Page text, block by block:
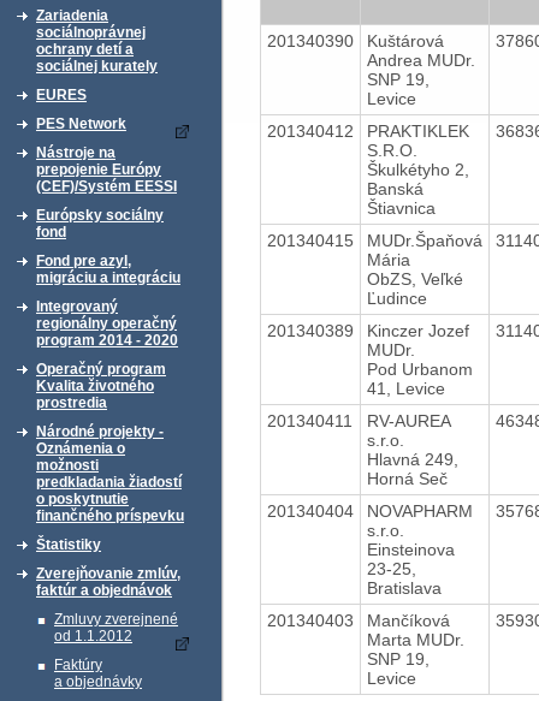
Zariadenia
sociálnoprávnej
ochrany detí a
sociálnej kurately
EURES
PES Network
Nástroje na
prepojenie Európy
(CEF)/Systém EESSI
Európsky sociálny
fond
Fond pre azyl,
migráciu a integráciu
Integrovaný
regionálny operačný
program 2014 - 2020
Operačný program
Kvalita životného
prostredia
Národné projekty -
Oznámenia o
možnosti
predkladania žiadostí
o poskytnutie
finančného príspevku
Štatistiky
Zverejňovanie zmlúv,
faktúr a objednávok
Zmluvy zverejnené
od 1.1.2012
Faktúry
a objednávky
201340390
Kuštárová
Andrea MUDr.
SNP 19,
Levice
201340412
PRAKTIKLEK
S.R.O.
Škulkétyho 2,
Banská
Štiavnica
201340415
MUDr.Špaňová
Mária
ObZS, Veľké
Ľudince
201340389
Kinczer Jozef
MUDr.
Pod Urbanom
41, Levice
201340411
RV-AUREA
s.r.o.
Hlavná 249,
Horná Seč
201340404
NOVAPHARM
s.r.o.
Einsteinova
23-25,
Bratislava
201340403
Mančíková
Marta MUDr.
SNP 19,
Levice